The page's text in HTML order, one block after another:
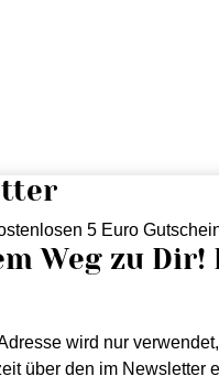
5 Euro
Weg zu
wird nur
über den im Newsletter